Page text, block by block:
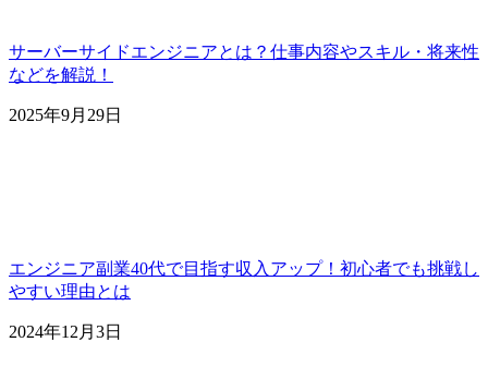
サーバーサイドエンジニアとは？仕事内容やスキル・将来性
などを解説！
2025年9月29日
エンジニア副業40代で目指す収入アップ！初心者でも挑戦し
やすい理由とは
2024年12月3日